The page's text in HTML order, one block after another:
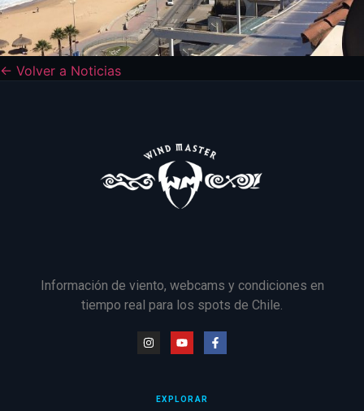
← Volver a Noticias
Información de viento, webcams y condiciones en
tiempo real para los spots de Chile.
EXPLORAR